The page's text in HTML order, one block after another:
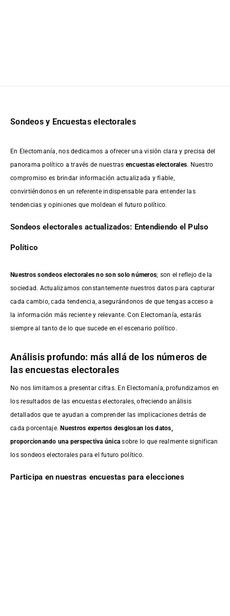
Sondeos y Encuestas electorales
En Electomanía, nos dedicamos a ofrecer una visión clara y precisa del
panorama político a través de nuestras encuestas electorales. Nuestro
compromiso es brindar información actualizada y fiable,
convirtiéndonos en un referente indispensable para entender las
tendencias y opiniones que moldean el futuro político.
Sondeos electorales actualizados: Entendiendo el Pulso
Político
Nuestros sondeos electorales no son solo números; son el reflejo de la
sociedad. Actualizamos constantemente nuestros datos para capturar
cada cambio, cada tendencia, asegurándonos de que tengas acceso a
la información más reciente y relevante. Con Electomanía, estarás
siempre al tanto de lo que sucede en el escenario político.
Análisis profundo: más allá de los números de
las encuestas electorales
No nos limitamos a presentar cifras. En Electomanía, profundizamos en
los resultados de las encuestas electorales, ofreciendo análisis
detallados que te ayudan a comprender las implicaciones detrás de
cada porcentaje.Nuestros expertos desglosan los datos,
proporcionando una perspectiva única sobre lo que realmente significan
los sondeos electorales para el futuro político.
Participa en nuestras encuestas para elecciones